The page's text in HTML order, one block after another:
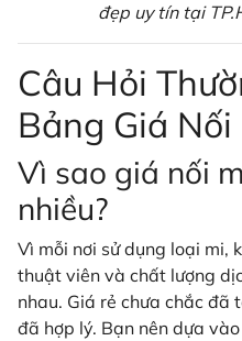
đẹp uy tín tại
Câu Hỏi
Bảng Giá Nối
Vì sao giá nối
nhiều?
Vì mỗi nơi sử dụng loại mi,
thuật viên và chất lượng
nhau. Giá rẻ chưa chắc đã
đã hợp lý. Bạn nên dựa